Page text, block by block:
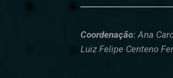
Coordenação:Ana
Luiz Felipe Centeno